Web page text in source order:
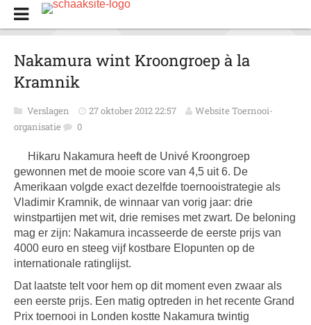
Nakamura wint Kroongroep à la
Kramnik
Verslagen 27 oktober 2012 22:57
Website Toernooi-
organisatie
0
Hikaru Nakamura heeft de Univé Kroongroep
gewonnen met de mooie score van 4,5 uit 6. De
Amerikaan volgde exact dezelfde toernooistrategie als
Vladimir Kramnik, de winnaar van vorig jaar: drie
winstpartijen met wit, drie remises met zwart. De beloning
mag er zijn: Nakamura incasseerde de eerste prijs van
4000 euro en steeg vijf kostbare Elopunten op de
internationale ratinglijst.
Dat laatste telt voor hem op dit moment even zwaar als
een eerste prijs. Een matig optreden in het recente Grand
Prix toernooi in Londen kostte Nakamura twintig